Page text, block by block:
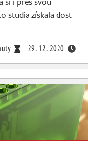
studia získala dost
29. 12. 2020